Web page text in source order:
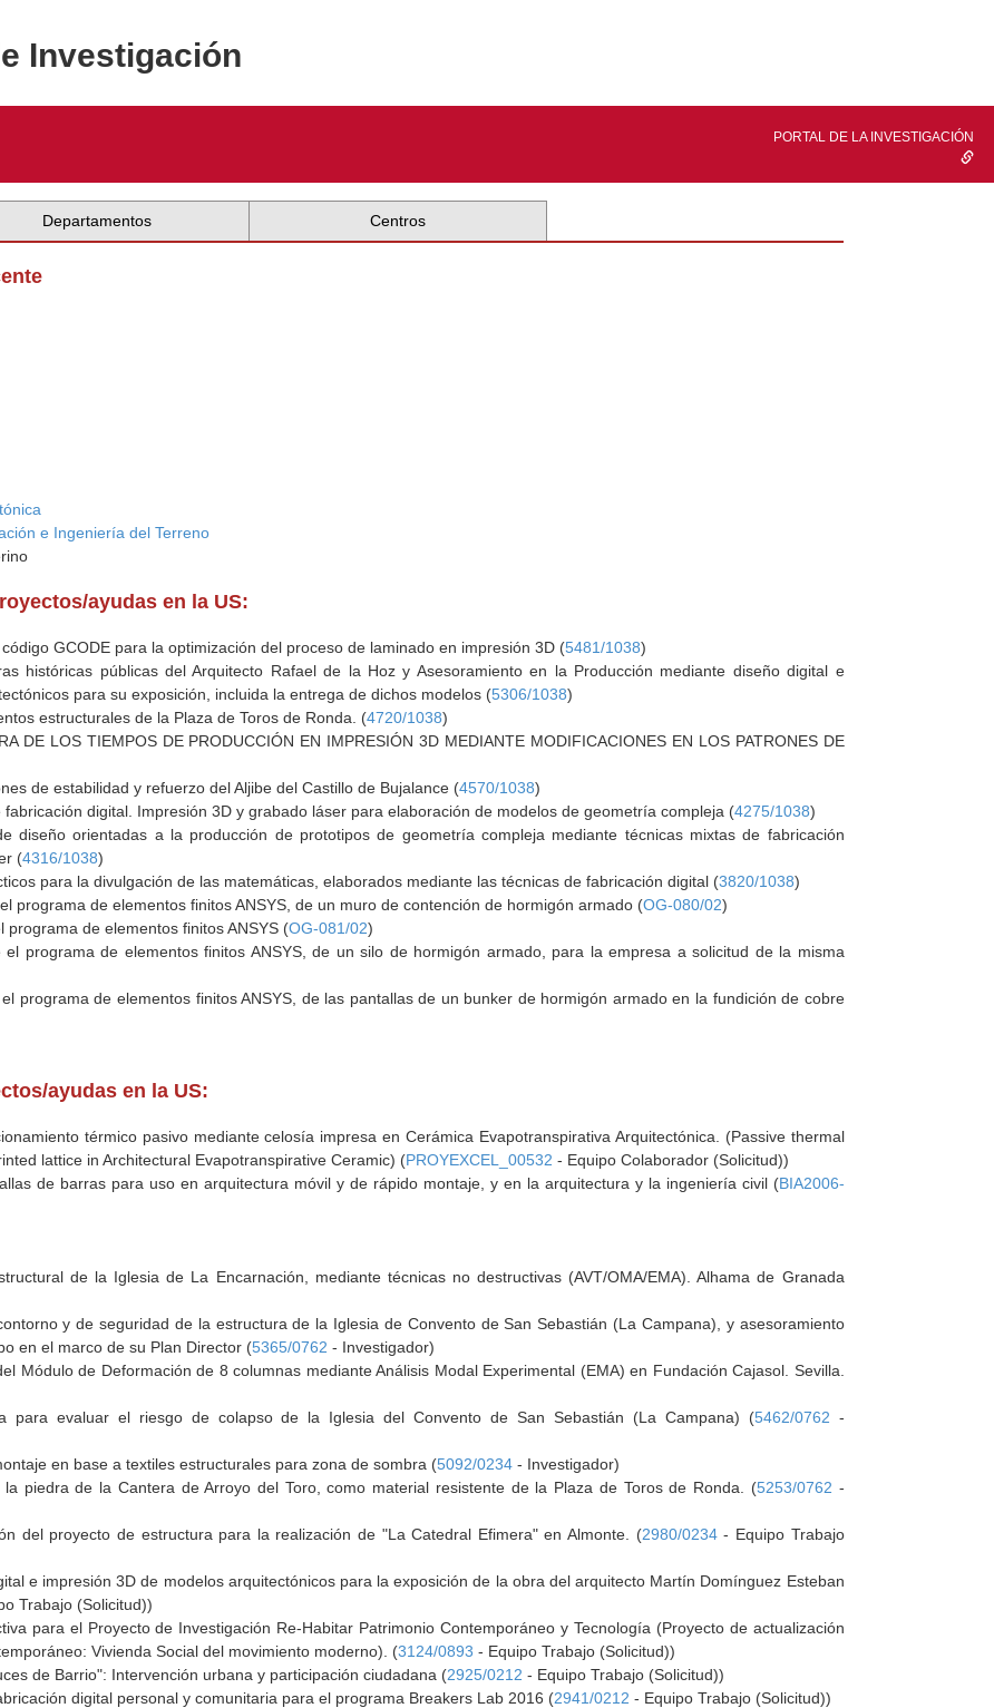
Investigación
PORTAL DE LA INVESTIGACIÓN
Departamentos Centros
e Ingeniería del Terreno
ayudas en la US:
GCODE para la optimización del proceso de laminado en impresión 3D (5481/1038)
históricas públicas del Arquitecto Rafael de la Hoz y Asesoramiento en la Producción mediante diseño digital e
para su exposición, incluida la entrega de dichos modelos (5306/1038)
estructurales de la Plaza de Toros de Ronda. (4720/1038)
DE LOS TIEMPOS DE PRODUCCIÓN EN IMPRESIÓN 3D MEDIANTE MODIFICACIONES EN LOS PATRONES DE
de estabilidad y refuerzo del Aljibe del Castillo de Bujalance (4570/1038)
digital. Impresión 3D y grabado láser para elaboración de modelos de geometría compleja (4275/1038)
diseño orientadas a la producción de prototipos de geometría compleja mediante técnicas mixtas de fabricación
(4316/1038)
para la divulgación de las matemáticas, elaborados mediante las técnicas de fabricación digital (3820/1038)
programa de elementos finitos ANSYS, de un muro de contención de hormigón armado (OG-080/02)
de elementos finitos ANSYS (OG-081/02)
programa de elementos finitos ANSYS, de un silo de hormigón armado, para la empresa a solicitud de la misma
programa de elementos finitos ANSYS, de las pantallas de un bunker de hormigón armado en la fundición de cobre
ayudas en la US:
térmico pasivo mediante celosía impresa en Cerámica Evapotranspirativa Arquitectónica. (Passive thermal
lattice in Architectural Evapotranspirative Ceramic) (PROYEXCEL_00532 - Equipo Colaborador (Solicitud))
de barras para uso en arquitectura móvil y de rápido montaje, y en la arquitectura y la ingeniería civil (BIA2006-
de la Iglesia de La Encarnación, mediante técnicas no destructivas (AVT/OMA/EMA). Alhama de Granada
y de seguridad de la estructura de la Iglesia de Convento de San Sebastián (La Campana), y asesoramiento
en el marco de su Plan Director (5365/0762 - Investigador)
Módulo de Deformación de 8 columnas mediante Análisis Modal Experimental (EMA) en Fundación Cajasol. Sevilla.
para evaluar el riesgo de colapso de la Iglesia del Convento de San Sebastián (La Campana) (5462/0762 -
en base a textiles estructurales para zona de sombra (5092/0234 - Investigador)
piedra de la Cantera de Arroyo del Toro, como material resistente de la Plaza de Toros de Ronda. (5253/0762 -
del proyecto de estructura para la realización de "La Catedral Efimera" en Almonte. (2980/0234- Equipo Trabajo
e impresión 3D de modelos arquitectónicos para la exposición de la obra del arquitecto Martín Domínguez Esteban
Trabajo (Solicitud))
para el Proyecto de Investigación Re-Habitar Patrimonio Contemporáneo y Tecnología (Proyecto de actualización
Vivienda Social del movimiento moderno). (3124/0893 - Equipo Trabajo (Solicitud))
de Barrio": Intervención urbana y participación ciudadana (2925/0212 - Equipo Trabajo (Solicitud))
digital personal y comunitaria para el programa Breakers Lab 2016 (2941/0212 - Equipo Trabajo (Solicitud))